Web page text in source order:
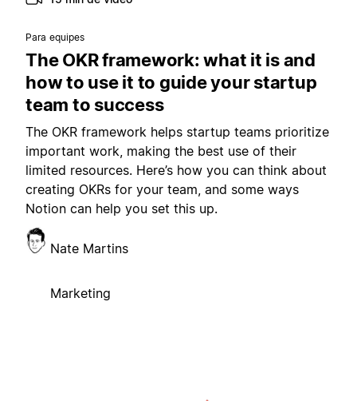
Para equipes
The OKR framework: what it is and
how to use it to guide your startup
team to success
The OKR framework helps startup teams prioritize
important work, making the best use of their
limited resources. Here’s how you can think about
creating OKRs for your team, and some ways
Notion can help you set this up.
Nate Martins
Marketing